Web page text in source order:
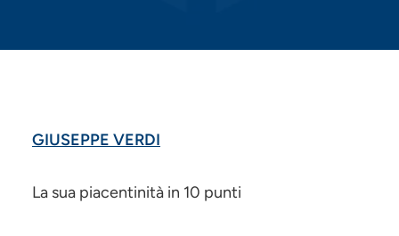
GIUSEPPE VERDI
La sua piacentinità in 10 punti